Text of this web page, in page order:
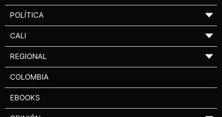
POLÍTICA ▼
CALI ▼
REGIONAL ▼
COLOMBIA
EBOOKS